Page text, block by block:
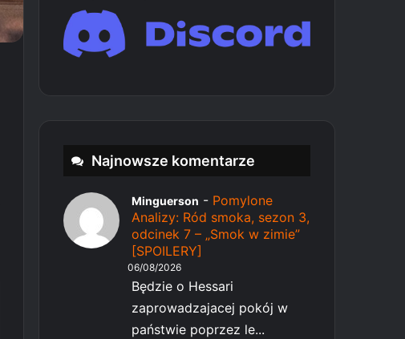
Najnowsze komentarze
Minguerson - Pomylone
Analizy: Ród smoka, sezon 3,
odcinek 7 – „Smok w zimie”
[SPOILERY]
06/08/2026
Będzie o Hessari
zaprowadzajacej pokój w
państwie poprzez le...